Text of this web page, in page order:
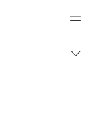
Logo, back to